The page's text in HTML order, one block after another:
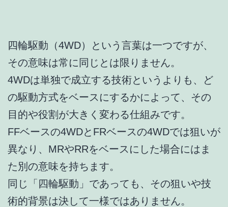
四輪駆動（4WD）という言葉は一つですが、
その意味は常に同じとは限りません。
4WDは単独で成立する技術というよりも、ど
の駆動方式をベースにするかによって、その
目的や役割が大きく変わる仕組みです。
FFベースの4WDとFRベースの4WDでは狙いが
異なり、MRやRRをベースにした場合にはま
た別の意味を持ちます。
同じ「四輪駆動」であっても、その狙いや技
術的背景は決して一様ではありません。